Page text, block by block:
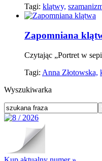
Tagi: klątwy,
Zapomniana
Czytając „Portret w
Tagi: Anna Złotowska,
Wyszukiwarka